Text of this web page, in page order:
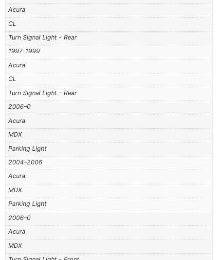
Acura
CL
Turn Signal Light - Rear
1997–1999
Acura
CL
Turn Signal Light - Rear
2006–0
Acura
MDX
Parking Light
2004–2006
Acura
MDX
Parking Light
2006–0
Acura
MDX